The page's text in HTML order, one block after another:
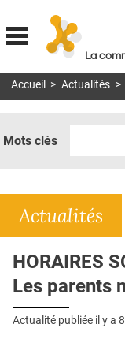
La
MON COMPTE
DOSSIERS
RÉSEAUX
E-REVUE SAD
Accueil > Actualités >
Mots clés
Actualités
HORAIRES
Les parents
Actualité publiée il y a